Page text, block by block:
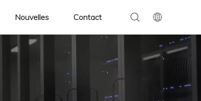
Nouvelles Contact